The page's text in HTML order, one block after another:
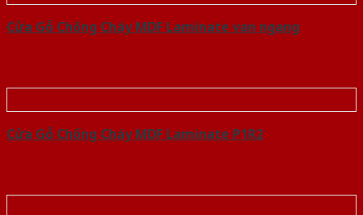
Cửa Gỗ Chống Cháy MDF Laminate van ngang
Cửa Gỗ Chống Cháy MDF Laminate P1R2